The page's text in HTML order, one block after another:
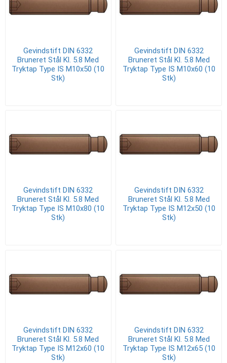
Gevindstift DIN 6332
Bruneret Stål Kl. 5.8 Med
Tryktap Type IS M10x50 (10
Stk)
Gevindstift DIN 6332
Bruneret Stål Kl. 5.8 Med
Tryktap Type IS M10x60 (10
Stk)
Gevindstift DIN 6332
Bruneret Stål Kl. 5.8 Med
Tryktap Type IS M10x80 (10
Stk)
Gevindstift DIN 6332
Bruneret Stål Kl. 5.8 Med
Tryktap Type IS M12x50 (10
Stk)
Gevindstift DIN 6332
Bruneret Stål Kl. 5.8 Med
Tryktap Type IS M12x60 (10
Stk)
Gevindstift DIN 6332
Bruneret Stål Kl. 5.8 Med
Tryktap Type IS M12x65 (10
Stk)